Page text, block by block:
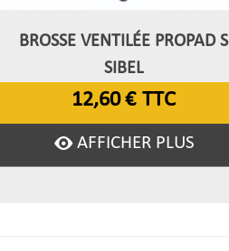
Afficher Plus
BROSSE VENTILÉE PROPAD S
SIBEL
12,60 € TTC
AFFICHER PLUS